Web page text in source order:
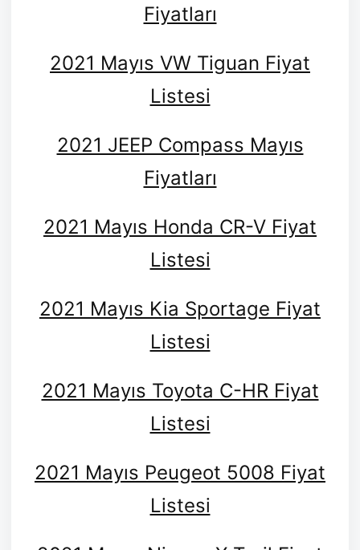
Fiyatları
2021 Mayıs VW Tiguan Fiyat
Listesi
2021 JEEP Compass Mayıs
Fiyatları
2021 Mayıs Honda CR-V Fiyat
Listesi
2021 Mayıs Kia Sportage Fiyat
Listesi
2021 Mayıs Toyota C-HR Fiyat
Listesi
2021 Mayıs Peugeot 5008 Fiyat
Listesi